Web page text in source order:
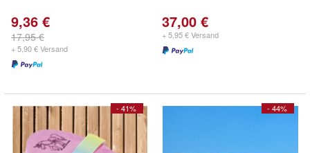
9,36 €
17,95 €
+ 5,90 € Versand
37,00 €
+ 5,95 € Versand
- 41% - 44%